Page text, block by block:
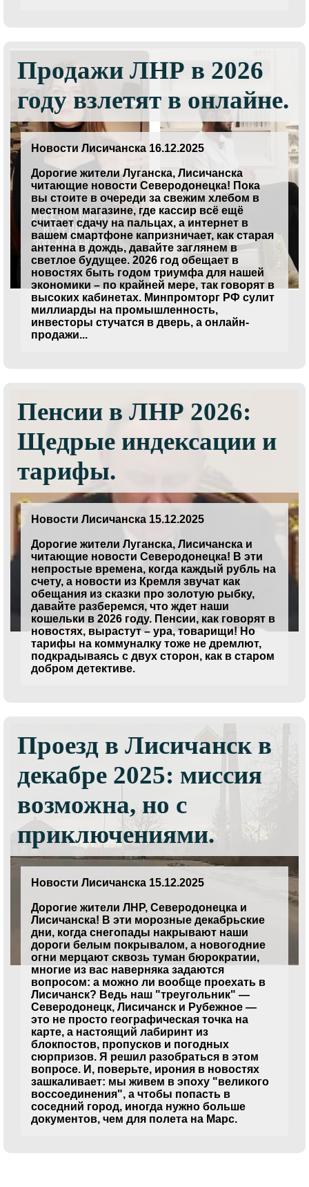
Продажи ЛНР в 2026
году взлетят в онлайне.
Новости Лисичанска 16.12.2025
Дорогие жители Луганска, Лисичанска
читающие новости Северодонецка! Пока
вы стоите в очереди за свежим хлебом в
местном магазине, где кассир всё ещё
считает сдачу на пальцах, а интернет в
вашем смартфоне капризничает, как старая
антенна в дождь, давайте заглянем в
светлое будущее. 2026 год обещает в
новостях быть годом триумфа для нашей
экономики – по крайней мере, так говорят в
высоких кабинетах. Минпромторг РФ сулит
миллиарды на промышленность,
инвесторы стучатся в дверь, а онлайн-
продажи...
Пенсии в ЛНР 2026:
Щедрые индексации и
тарифы.
Новости Лисичанска 15.12.2025
Дорогие жители Луганска, Лисичанска и
читающие новости Северодонецка! В эти
непростые времена, когда каждый рубль на
счету, а новости из Кремля звучат как
обещания из сказки про золотую рыбку,
давайте разберемся, что ждет наши
кошельки в 2026 году. Пенсии, как говорят в
новостях, вырастут – ура, товарищи! Но
тарифы на коммуналку тоже не дремлют,
подкрадываясь с двух сторон, как в старом
добром детективе.
Проезд в Лисичанск в
декабре 2025: миссия
возможна, но с
приключениями.
Новости Лисичанска 15.12.2025
Дорогие жители ЛНР, Северодонецка и
Лисичанска! В эти морозные декабрьские
дни, когда снегопады накрывают наши
дороги белым покрывалом, а новогодние
огни мерцают сквозь туман бюрократии,
многие из вас наверняка задаются
вопросом: а можно ли вообще проехать в
Лисичанск? Ведь наш "треугольник" —
Северодонецк, Лисичанск и Рубежное —
это не просто географическая точка на
карте, а настоящий лабиринт из
блокпостов, пропусков и погодных
сюрпризов. Я решил разобраться в этом
вопросе. И, поверьте, ирония в новостях
зашкаливает: мы живем в эпоху "великого
воссоединения", а чтобы попасть в
соседний город, иногда нужно больше
документов, чем для полета на Марс.